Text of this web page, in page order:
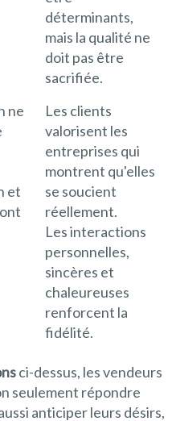
déterminants,
mais la qualité ne
doit pas être
sacrifiée.
ne
et
Les clients
valorisent les
entreprises qui
montrent qu'elles
se soucient
réellement.
Les interactions
personnelles,
sincères et
chaleureuses
renforcent la
fidélité.
ci-dessus, les vendeurs
seulement répondre
anticiper leurs désirs,